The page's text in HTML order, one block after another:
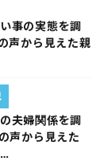
事の実態を調
声から見えた親
夫婦関係を調
声から見えた
…